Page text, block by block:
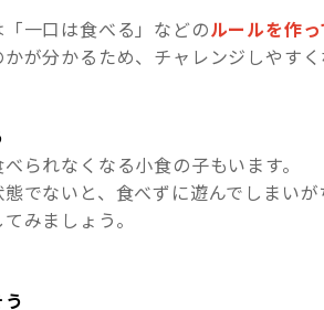
一口は食べる」などのルールを作っ
が分かるため、チャレンジしやすく
られなくなる小食の子もいます。
でないと、食べずに遊んでしまいが
みましょう。